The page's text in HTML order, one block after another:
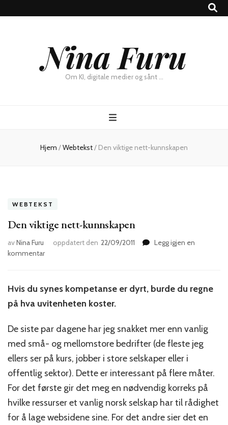
Nina Furu
Om KI, digitale medier og sånt …
Hjem /Webtekst/ Den viktige nett-kunnskapen
WEBTEKST
Den viktige nett-kunnskapen
avNina Furu oppdatert den 22/09/2011
Legg igjen en
kommentartil
kunnskapen
Hvis du synes kompetanse er dyrt, burde du regne
på hva uvitenheten koster.
De siste par dagene har jeg snakket mer enn vanlig
med små- og mellomstore bedrifter (de fleste jeg
ellers ser på kurs, jobber i store selskaper eller i
offentlig sektor). Dette er interessant på flere måter.
For det første gir det meg en nødvendig korreks på
hvilke ressurser et vanlig norsk selskap har til rådighet
for å lage websidene sine. For det andre sier det en